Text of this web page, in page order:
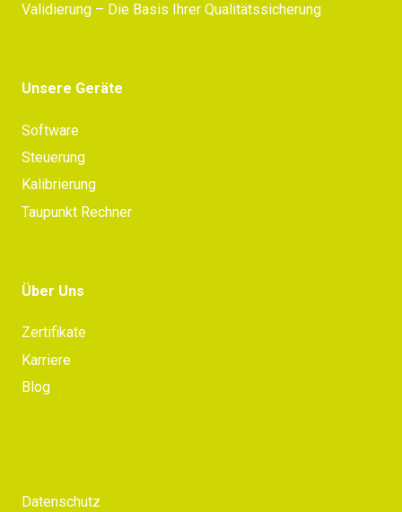
Validierung – Die Basis Ihrer Qualitätssicherung
Unsere Geräte
Software
Steuerung
Kalibrierung
Taupunkt Rechner
Über Uns
Zertifikate
Karriere
Blog
Datenschutz